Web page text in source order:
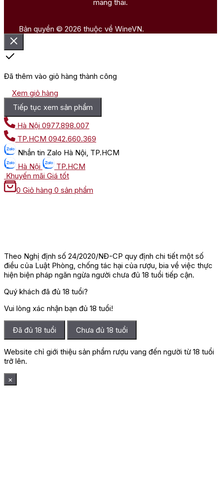
mang thai.
Bản quyền © 2026 thuộc về WineVN.
Đã thêm vào giỏ hàng thành công
Xem giỏ hàng
Tiếp tục xem sản phẩm
Hà Nội 0977.898.007
TP.HCM 0942.660.369
Nhắn tin Zalo Hà Nội, TP.HCM
Hà Nội
TP.HCM
Khuyến mãi Giá tốt
0 Giỏ hàng 0 sản phẩm
Theo Nghị định số 24/2020/NĐ-CP quy định chi tiết một số
điều của Luật Phòng, chống tác hại của rượu, bia về việc thực
hiện biện pháp ngăn ngừa người chưa đủ 18 tuổi tiếp cận.
Quý khách đã đủ 18 tuổi?
Vui lòng xác nhận bạn đủ 18 tuổi!
Đã đủ 18 tuổi Chưa đủ 18 tuổi
Website chỉ giới thiệu sản phẩm rượu vang đến người từ 18 tuổi
trở lên.
×